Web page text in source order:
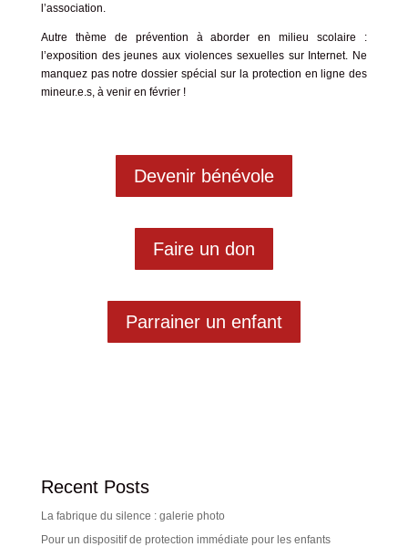
l’association.
Autre thème de prévention à aborder en milieu scolaire :
l’exposition des jeunes aux violences sexuelles sur Internet. Ne
manquez pas notre dossier spécial sur la protection en ligne des
mineur.e.s, à venir en février !
Devenir bénévole
Faire un don
Parrainer un enfant
Recent Posts
La fabrique du silence : galerie photo
Pour un dispositif de protection immédiate pour les enfants